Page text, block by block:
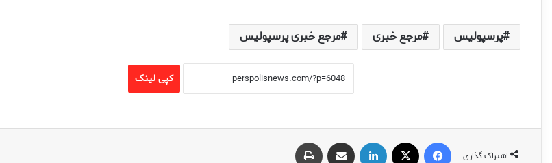
پرسپولیس مرجع خبری مرجع خبری پرسپولیس
کپی لینک
اشتراک گذاری
فیس بوک لینکدین اشتراک گذاری از طریق ایمیل